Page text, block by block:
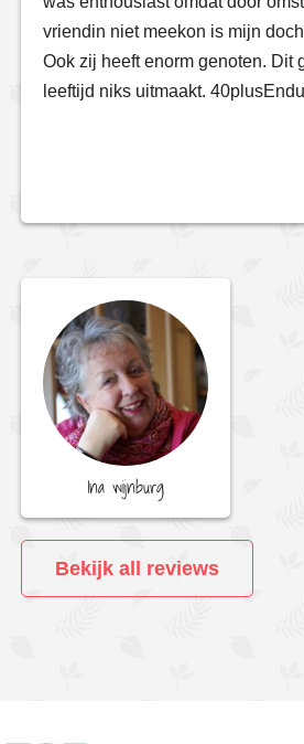
vriendin niet meekon is mijn
Ook zij heeft enorm genoten. Dit
leeftijd niks uitmaakt.
Ina wijnburg
Bekijk all reviews